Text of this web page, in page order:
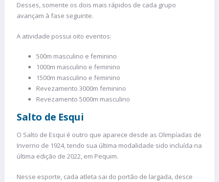
Desses, somente os dois mais rápidos de cada grupo
avançam à fase seguinte.
A atividade possui oito eventos:
500m masculino e feminino
1000m masculino e feminino
1500m masculino e feminino
Revezamento 3000m feminino
Revezamento 5000m masculino
Salto de Esqui
O Salto de Esqui é outro que aparece desde as Olimpíadas de
Inverno de 1924, tendo sua última modalidade sido incluída na
última edição de 2022, em Pequim.
Nesse esporte, cada atleta sai do portão de largada, desce